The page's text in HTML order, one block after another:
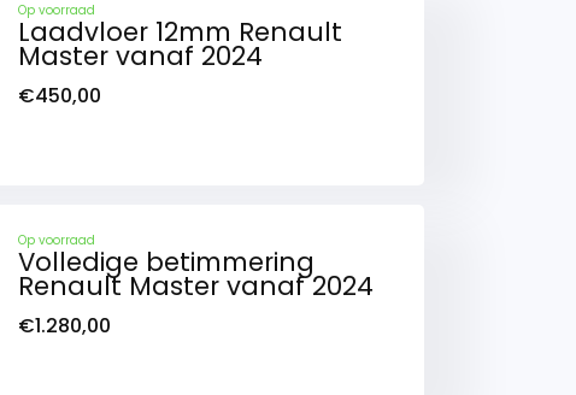
Op voorraad
Laadvloer 12mm Renault
Master vanaf 2024
€450,00
Op voorraad
Volledige betimmering
Renault Master vanaf 2024
€1.280,00